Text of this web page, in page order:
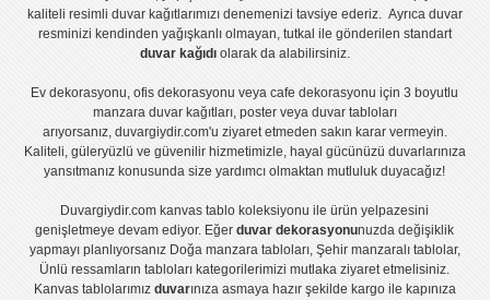
kaliteli resimli duvar kağıtlarımızı denemenizi tavsiye ederiz. Ayrıca duvar
resminizi kendinden yağışkanlı olmayan, tutkal ile gönderilen standart
duvar kağıdıolarak da alabilirsiniz.
Ev dekorasyonu,ofis dekorasyonu veyacafe dekorasyonu için3 boyutlu
manzara duvar kağıtları, posterveya duvar tabloları
arıyorsanız, duvargiydir.com'u ziyaret etmeden sakın karar vermeyin.
Kaliteli, güleryüzlü ve güvenilir hizmetimizle, hayal gücünüzü duvarlarınıza
yansıtmanız konusunda size yardımcı olmaktan mutluluk duyacağız!
Duvargiydir.com kanvas tablo koleksiyonu ile ürün yelpazesini
genişletmeye devam ediyor. Eğerduvar dekorasyonunuzda değişiklik
yapmayı planlıyorsanız Doğa manzara tabloları, Şehir manzaralı tablolar,
Ünlü ressamların tabloları kategorilerimizi mutlaka ziyaret etmelisiniz.
Kanvas tablolarımız duvarınıza asmaya hazır şekilde kargo ile kapınıza